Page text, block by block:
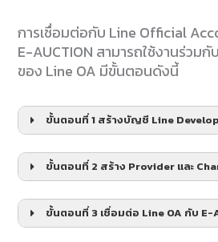
การเชื่อมต่อกับ Line Official
E-AUCTION สามารถใช้งานร่วมกับ
ของ Line OA มีขั้นตอนดังนี้
ขั้นตอนที่ 1 สร้างบัญชี Line
ขั้นตอนที่ 2 สร้าง Provider และ
ขั้นตอนที่ 3 เชื่อมต่อ Line OA กับ E-